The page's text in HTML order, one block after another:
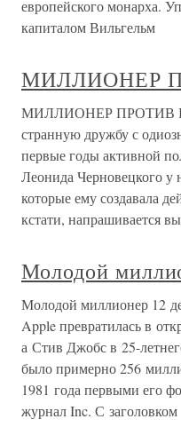
европейского монарха.
капиталом Вильгельм
МИЛЛИОНЕР
МИЛЛИОНЕР ПРОТИВ
странную дружбу с
первые годы активной
Леонида Черновецкого у
которые ему создавала
кстати, напрашивается
Молодой
Молодой миллионер 12
Apple превратилась в
а Стив Джобс в 25-
было примерно 256
1981 года первыми его
журнал Inc. С заголовком